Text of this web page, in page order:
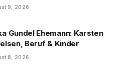
9, 2026
Gundel Ehemann: Karsten
Beruf & Kinder
8, 2026